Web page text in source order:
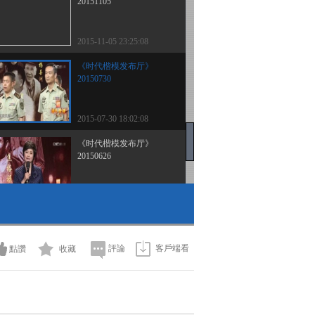
2015-11-05 23:25:08
《时代楷模发布厅》
20150730
2015-07-30 18:02:08
《时代楷模发布厅》
20150626
2015-05-20 20:14:11
20150330
點讚 收藏 評論 客戶端看